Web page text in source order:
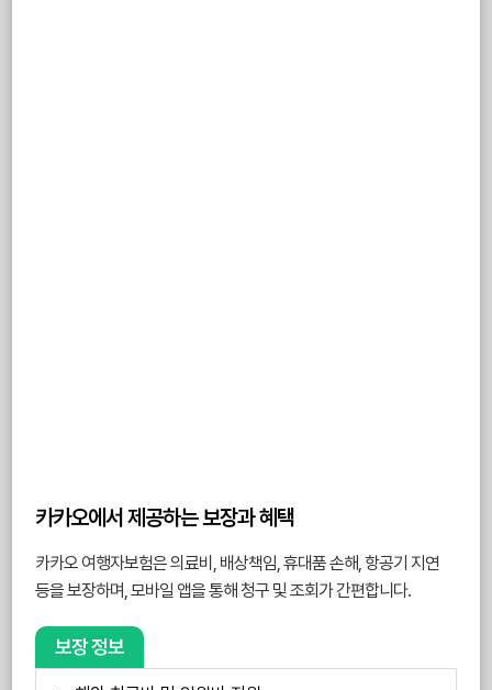
카카오에서 제공하는 보장과 혜택
카카오 여행자보험은 의료비, 배상책임, 휴대품 손해, 항공기 지연
등을 보장하며, 모바일 앱을 통해 청구 및 조회가 간편합니다.
보장 정보